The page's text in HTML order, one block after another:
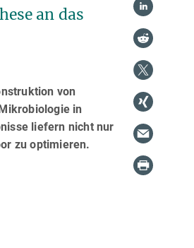
an das
von
in
liefern nicht nur
zu optimieren.